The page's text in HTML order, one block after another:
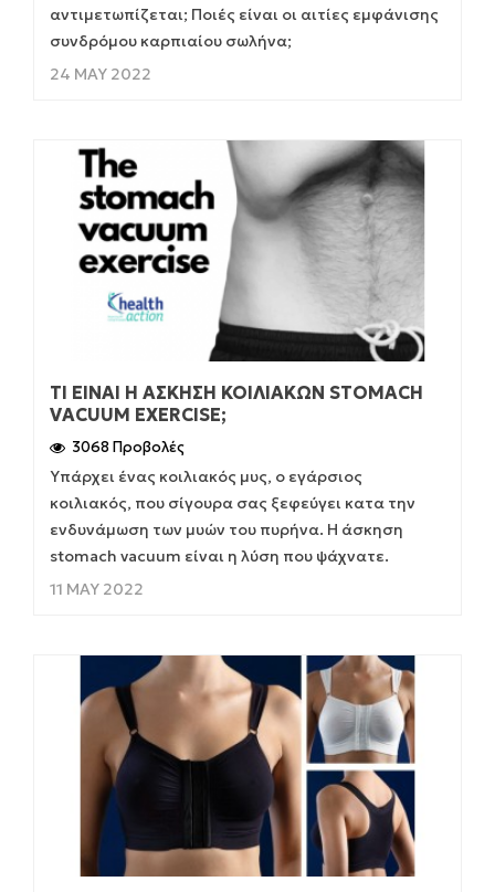
αντιμετωπίζεται; Ποιές είναι οι αιτίες εμφάνισης
συνδρόμου καρπιαίου σωλήνα;
24 MAY 2022
ΤΙ ΕΊΝΑΙ Η ΆΣΚΗΣΗ ΚΟΙΛΙΑΚΏΝ STOMACH
VACUUM EXERCISE;
3068 Προβολές
Υπάρχει ένας κοιλιακός μυς, ο εγάρσιος
κοιλιακός, που σίγουρα σας ξεφεύγει κατα την
ενδυνάμωση των μυών του πυρήνα. Η άσκηση
stomach vacuum είναι η λύση που ψάχνατε.
11 MAY 2022